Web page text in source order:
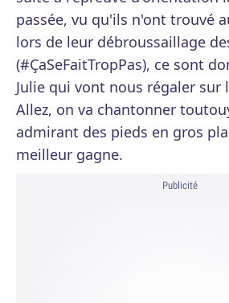
passée, vu qu'ils n'ont trouvé
lors de leur débroussaillage
(#ÇaSeFaitTropPas), ce sont
Julie qui vont nous régaler sur
Allez, on va chantonner
admirant des pieds en gros
meilleur gagne.
Publicité